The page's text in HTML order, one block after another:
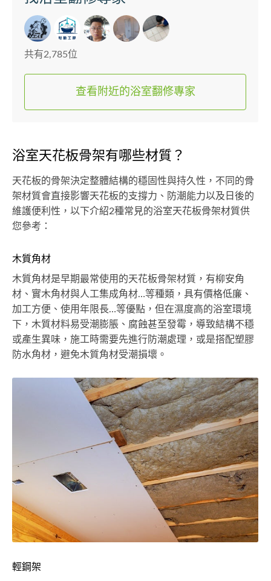
共有2,785位
查看附近的浴室翻修專家
浴室天花板骨架有哪些材質？
天花板的骨架決定整體結構的穩固性與持久性，不同的骨
架材質會直接影響天花板的支撐力、防潮能力以及日後的
維護便利性，以下介紹2種常見的浴室天花板骨架材質供
您參考：
木質角材
木質角材是早期最常使用的天花板骨架材質，有柳安角
材、實木角材與人工集成角材…等種類，具有價格低廉、
加工方便、使用年限長…等優點，但在濕度高的浴室環境
下，木質材料易受潮膨脹、腐蝕甚至發霉，導致結構不穩
或產生異味，施工時需要先進行防潮處理，或是搭配塑膠
防水角材，避免木質角材受潮損壞。
輕鋼架